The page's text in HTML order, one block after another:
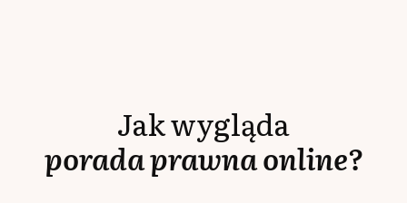
Jak wygląda
porada prawna online?